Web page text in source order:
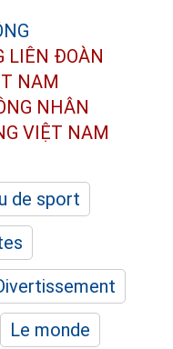
LIÊN ĐOÀN
NAM
NHÂN
VIỆT NAM
de sport
Le monde